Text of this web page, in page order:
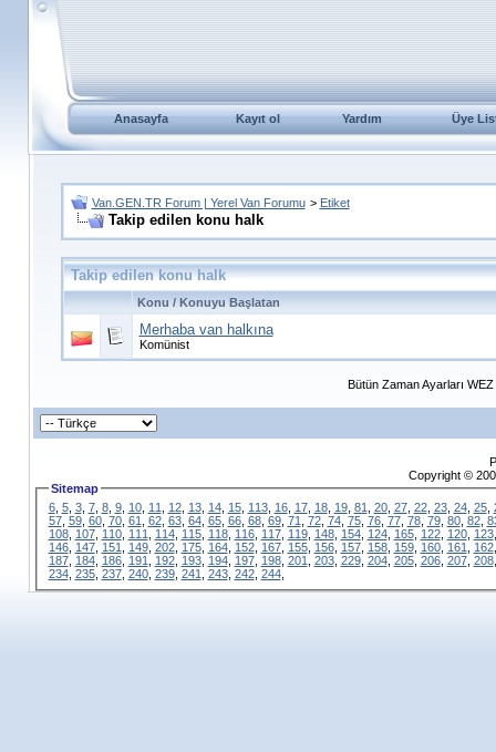
Anasayfa Kayıt ol Yardım Üye
Van.GEN.TR Forum | Yerel Van Forumu > Etiket
Takip edilen konu halk
Takip edilen konu halk
Konu / Konuyu Başlatan
Merhaba van halkına
Komünist
Bütün Zaman Ayarları
Copyright ©
Sitemap
6, 5, 3, 7, 8, 9, 10, 11 12, 13, 14, 15, 113, 16, 17, 18, 19, 81 20, 27, 22, 23, 24, 25,
57, 59, 60, 70, 61 62, 63, 64, 65, 66, 68, 69, 71 72, 74, 75, 76, 77, 78, 79, 80, 82,
108, 107, 110, 111 114, 115, 118, 116, 117, 119, 148, 154, 124, 165, 122, 120, 123
146, 147, 151 149, 202, 175, 164, 152, 167, 155, 156, 157, 158, 159, 160, 161 162
187, 184, 186, 191 192, 193, 194, 197, 198, 201 203, 229, 204, 205, 206, 207, 208
234, 235, 237, 240, 239, 241 243, 242, 244,